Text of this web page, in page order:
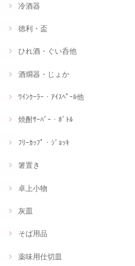
冷酒器
徳利・盃
ひれ酒・ぐい呑他
酒燗器・じょか
ﾜｲﾝｸｰﾗｰ・ｱｲｽﾍﾟｰﾙ他
焼酎ｻｰﾊﾞｰ・ﾎﾞﾄﾙ
ﾌﾘｰｶｯﾌﾟ・ｼﾞｮｯｷ
箸置き
卓上小物
灰皿
そば用品
薬味用仕切皿